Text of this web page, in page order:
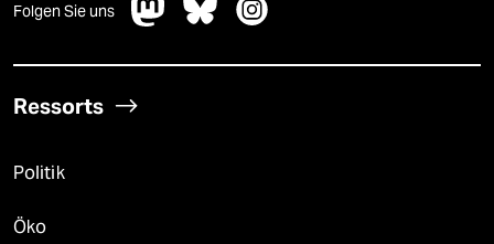
Folgen Sie uns
Ressorts
Politik
Öko